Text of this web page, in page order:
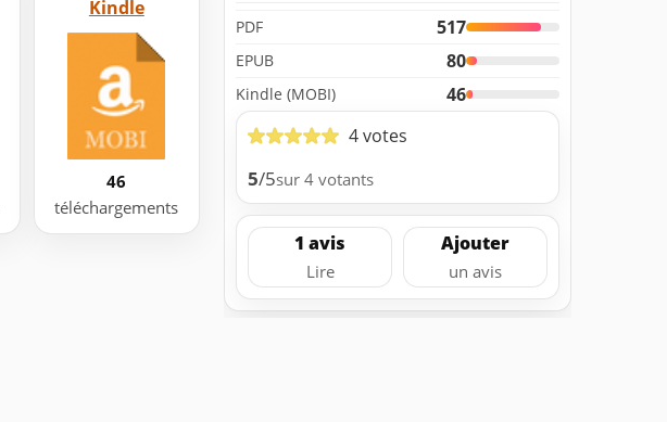
Kindle
46
téléchargements
PDF 517
EPUB 80
Kindle (MOBI)
46
4 votes
5/5sur 4 votants
1 avis
Lire
Ajouter
un avis